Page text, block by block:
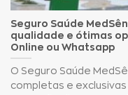
Seguro Saúde
qualidade e ótimas
Online ou Whatsapp
O Seguro Saúde
completas e